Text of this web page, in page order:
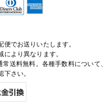
でお送りいたします。
より異なります。
送料無料。各種手数料について、
下さい。